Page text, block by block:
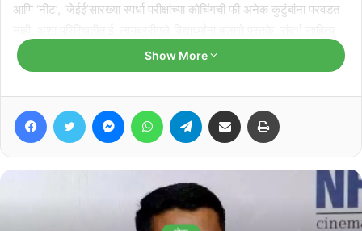
आणि ‘नीट’, ‘जेईई’सारख्या स्पर्धा परीक्षांच्या कोचिंगची फी अनेक कुटुंबांना परवडत
आणि डिजिटल अभ्याससामग्री मोफत उपलब्ध होऊन पालकांचा आर्थिक भार कमी
होईल, असे त्यांनी नमूद केले.
Related Articles
पुरस्काराने सन्मान करा : प्रभव नायक
August 9, 2026
Show More
FacebookTwitter MessengerWhatsAppTelegram Share via Email